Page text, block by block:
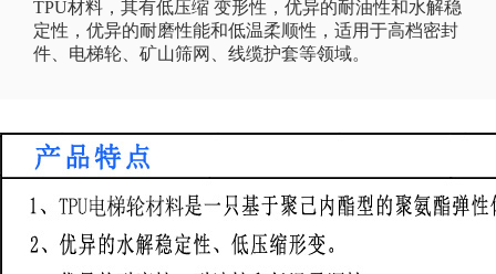
TPU材料，其有低压缩 变形性，优异的耐油性和水解稳
定性，优异的耐磨性能和低温柔顺性，适用于高档密封
件、电梯轮、矿山筛网、线缆护套等领域。